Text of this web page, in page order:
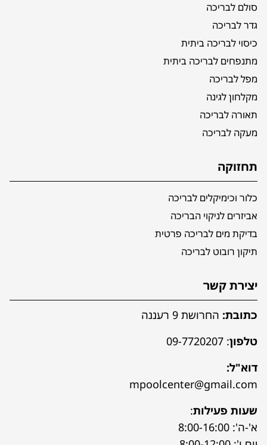
סולם לבריכה
גדר לבריכה
כיסוי לבריכה ביתית
מתנפחים לבריכה ביתית
מפל לבריכה
מקלחון לגינה
תאורה לבריכה
מעקה לבריכה
תחזוקה
כלור וכימיקלים לבריכה
אביזרים לניקוי הבריכה
בדיקת מים לבריכה פרטית
תיקון רובוט לבריכה
יצירת קשר
כתובת: החרושת 9 רעננה
טלפון:
09-7720207
דוא"ל:
mpoolcenter@gmail.com
שעות פעילות:
א'-ה': 8:00-16:00